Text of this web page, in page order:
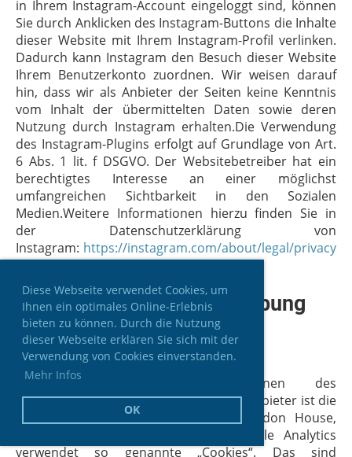
Diese Webseite verwendet Cookies, um
Ihnen ein optimales Online-Erlebnis
bieten zu können. Durch die Nutzung
dieser Webseite erklären Sie sich mit der
Verwendung von Cookies einverstanden.
Mehr Infos
OK
in Ihrem Instagram-Account eingeloggt sind, können
Sie durch Anklicken des Instagram-Buttons die Inhalte
dieser Website mit Ihrem Instagram-Profil verlinken.
Dadurch kann Instagram den Besuch dieser Website
Ihrem Benutzerkonto zuordnen. Wir weisen darauf
hin, dass wir als Anbieter der Seiten keine Kenntnis
vom Inhalt der übermittelten Daten sowie deren
Nutzung durch Instagram erhalten.Die Verwendung
des Instagram-Plugins erfolgt auf Grundlage von Art.
6 Abs. 1 lit. f DSGVO. Der Websitebetreiber hat ein
berechtigtes Interesse an einer möglichst
umfangreichen Sichtbarkeit in den Sozialen
Medien.Weitere Informationen hierzu finden Sie in
der Datenschutzerklärung von
Instagram: https://instagram.com/about/legal/privacy
/.
6. Analyse-Tools und Werbung
Google Analytics
Diese Website nutzt Funktionen des
Webanalysedienstes Google Analytics. Anbieter ist die
Google Ireland Limited („Google“), Gordon House,
Barrow Street, Dublin 4, Irland. Google Analytics
verwendet so genannte „Cookies“. Das sind